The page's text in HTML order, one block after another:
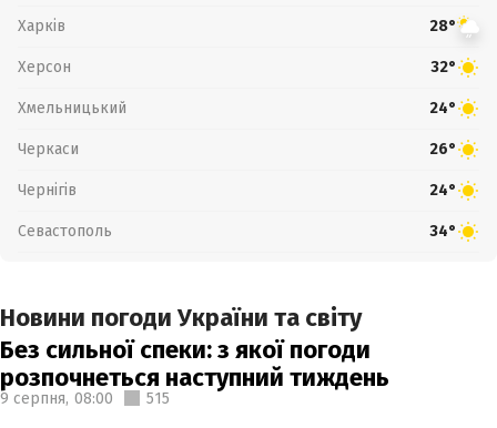
Харків 28°
Херсон 32°
Хмельницький 24°
Черкаси 26°
Чернігів 24°
Севастополь 34°
Новини погоди України та світу
Без сильної спеки: з якої погоди
розпочнеться наступний тиждень
9 серпня, 08:00 515